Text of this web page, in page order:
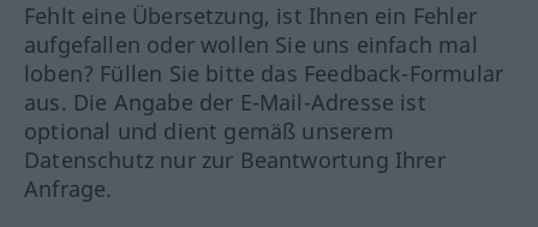
Fehlt eine Übersetzung, ist Ihnen ein Fehler
aufgefallen oder wollen Sie uns einfach mal
loben? Füllen Sie bitte das Feedback-Formular
aus. Die Angabe der E-Mail-Adresse ist
optional und dient gemäß unserem
Datenschutz nur zur Beantwortung Ihrer
Anfrage.